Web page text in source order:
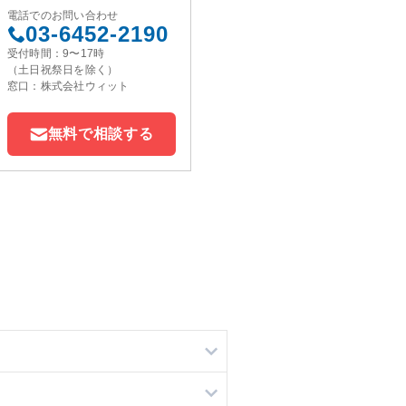
電話でのお問い合わせ
03-6452-2190
受付時間：9〜17時
（土日祝祭日を除く）
窓口：株式会社ウィット
無料で相談する